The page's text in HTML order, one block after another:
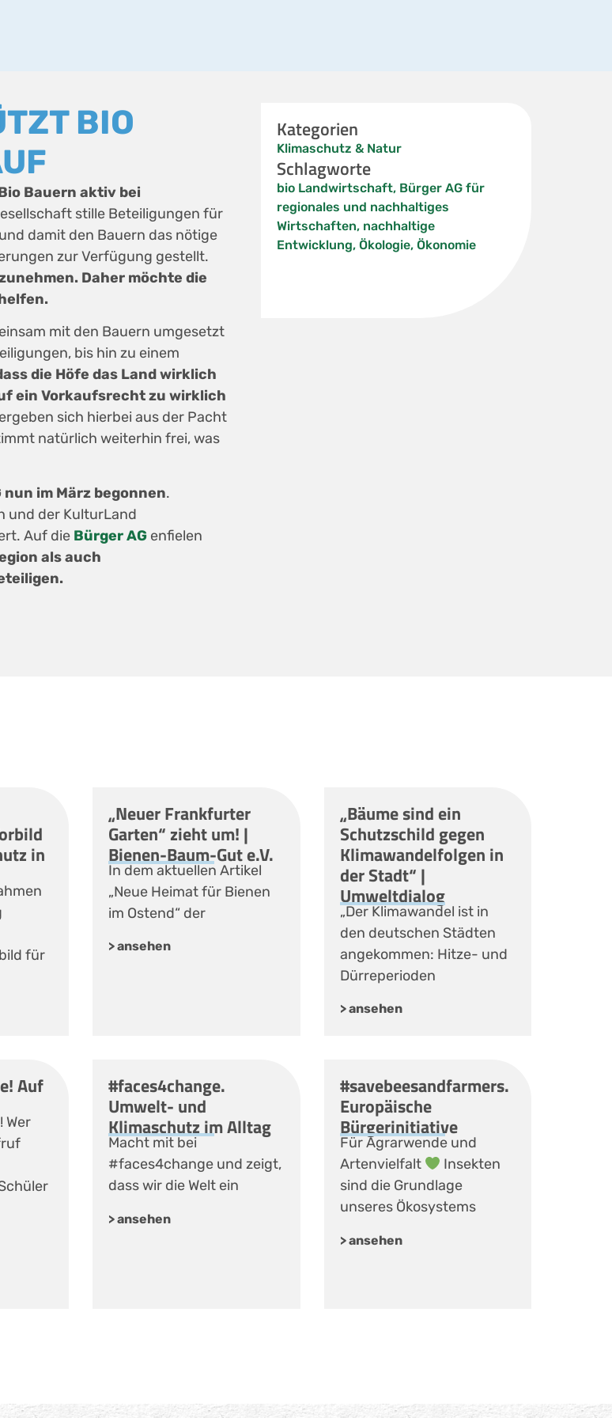
BIO
Bauern aktiv bei
stille Beteiligungen für
damit den Bauern das nötige
zur Verfügung gestellt.
Daher möchte die
mit den Bauern umgesetzt
bis hin zu einem
die Höfe das Land wirklich
ein Vorkaufsrecht zu wirklich
sich hierbei aus der Pacht
natürlich weiterhin frei, was
im März begonnen.
und der KulturLand
Auf die Bürger AG enfielen
als auch
Kategorien
Klimaschutz & Natur
Schlagworte
bio Landwirtschaft, Bürger AG für
regionales und nachhaltiges
Wirtschaften, nachhaltige
Entwicklung, Ökologie, Ökonomie
in
für
„Neuer Frankfurter
Garten“ zieht um! |
Bienen-Baum-Gut e.V.
In dem aktuellen Artikel
„Neue Heimat für Bienen
im Ostend“ der
> ansehen
„Bäume sind ein
Schutzschild gegen
Klimawandelfolgen in
der Stadt“ |
Umweltdialog
„Der Klimawandel ist in
den deutschen Städten
angekommen: Hitze- und
Dürreperioden
> ansehen
Auf
Wer
#faces4change.
Umwelt- und
Klimaschutz im Alltag
Macht mit bei
#faces4change und zeigt,
dass wir die Welt ein
> ansehen
#savebeesandfarmers.
Europäische
Bürgerinitiative
Für Agrarwende und
Artenvielfalt
Insekten
sind die Grundlage
unseres Ökosystems
> ansehen